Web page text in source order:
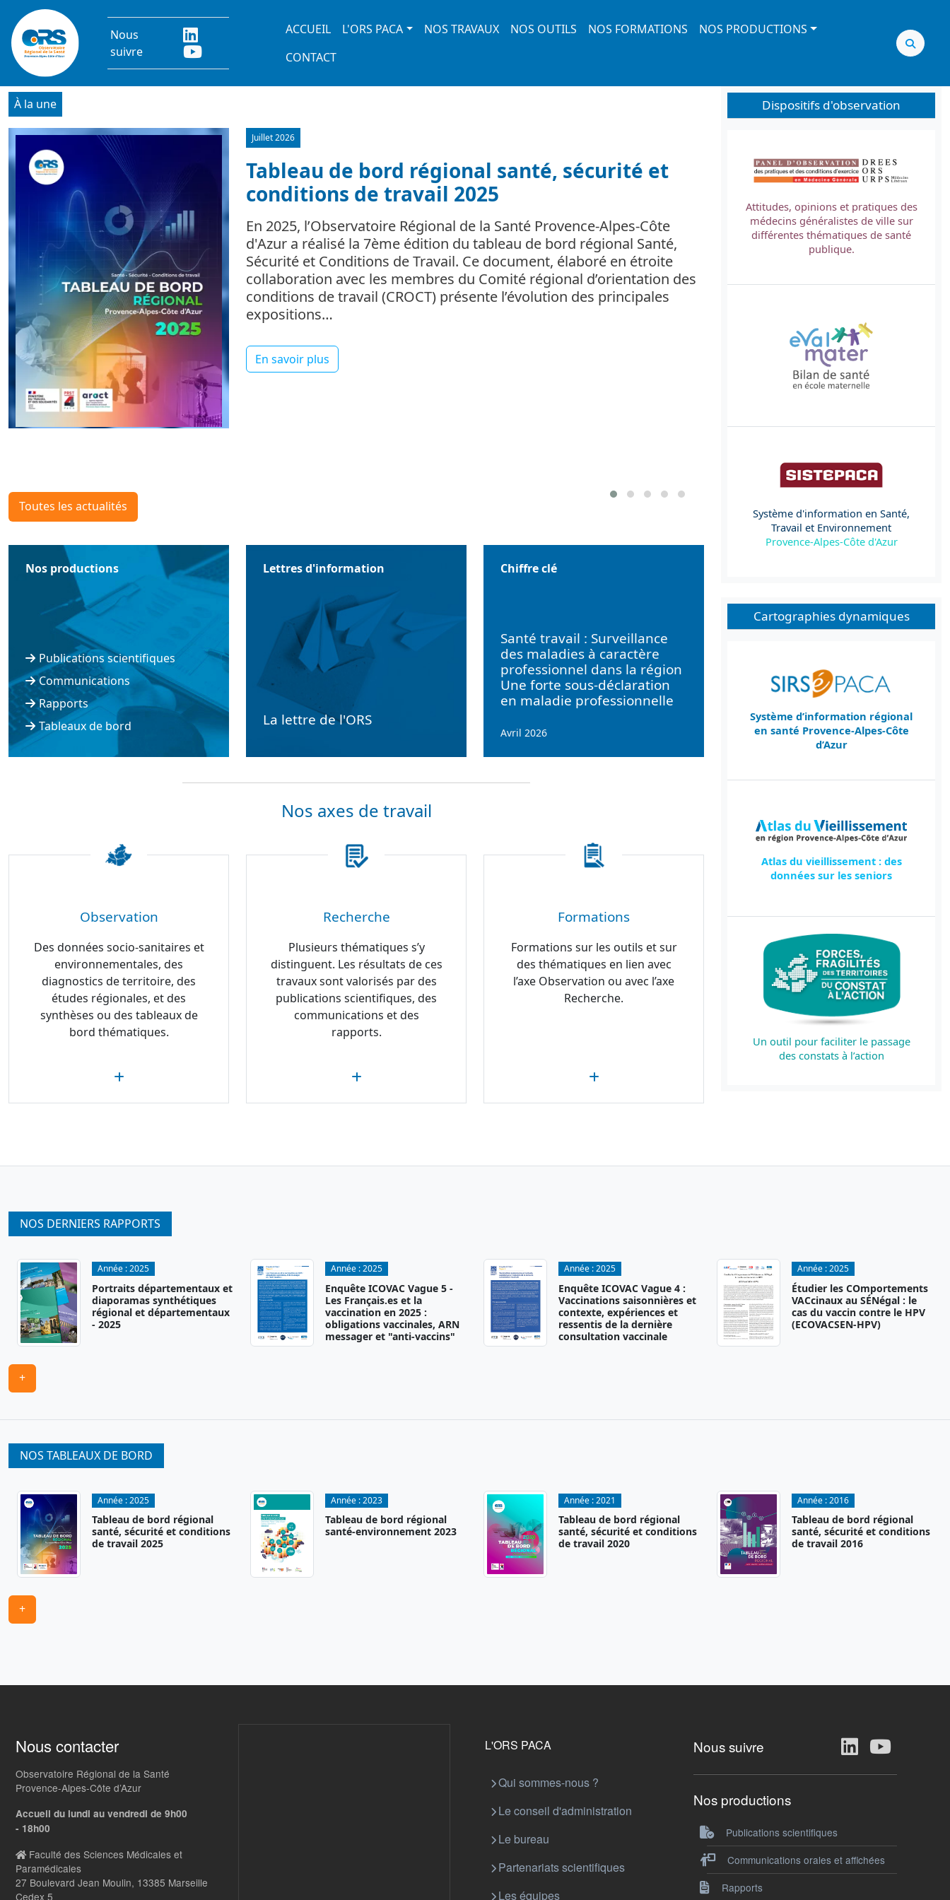
Aller au contenu principal
Nous
suivre
Main navigation
ACCUEIL L'ORS PACA NOS TRAVAUX NOS OUTILS NOS FORMATIONS
NOS PRODUCTIONS
CONTACT
À la une
Juillet 2026
Tableau de bord régional santé, sécurité et
conditions de travail 2025
En 2025, l’Observatoire Régional de la Santé Provence-Alpes-Côte
d'Azur a réalisé la 7ème édition du tableau de bord régional Santé,
Sécurité et Conditions de Travail. Ce document, élaboré en étroite
collaboration avec les membres du Comité régional d’orientation des
conditions de travail (CROCT) présente l’évolution des principales
expositions…
En savoir plus
Toutes les actualités
Nos productions
Publications scientifiques
Communications
Rapports
Tableaux de bord
Lettres d'information
La lettre de l'ORS
Chiffre clé
Santé travail : Surveillance
des maladies à caractère
professionnel dans la région
Une forte sous-déclaration
en maladie professionnelle
Avril 2026
Nos axes de travail
Observation
Des données socio-sanitaires et
environnementales, des
diagnostics de territoire, des
études régionales, et des
synthèses ou des tableaux de
bord thématiques.
Recherche
Plusieurs thématiques s’y
distinguent. Les résultats de ces
travaux sont valorisés par des
publications scientifiques, des
communications et des
rapports.
Formations
Formations sur les outils et sur
des thématiques en lien avec
l’axe Observation ou avec l’axe
Recherche.
Dispositifs d'observation
Attitudes, opinions et pratiques des
médecins généralistes de ville sur
différentes thématiques de santé
publique.
Système d'information en Santé,
Travail et Environnement
Provence-Alpes-Côte d'Azur
Cartographies dynamiques
Système d’information régional
en santé Provence-Alpes-Côte
d’Azur
Atlas du vieillissement : des
données sur les seniors
Un outil pour faciliter le passage
des constats à l’action
NOS DERNIERS RAPPORTS
Année :2025
Portraits départementaux et
diaporamas synthétiques
régional et départementaux
- 2025
Année :2025
Enquête ICOVAC Vague 5 -
Les Français.es et la
vaccination en 2025 :
obligations vaccinales, ARN
messager et "anti-vaccins"
Année :2025
Enquête ICOVAC Vague 4 :
Vaccinations saisonnières et
contexte, expériences et
ressentis de la dernière
consultation vaccinale
Année :2025
Étudier les COmportements
VACcinaux au SÉNégal : le
cas du vaccin contre le HPV
(ECOVACSEN-HPV)
+
NOS TABLEAUX DE BORD
Année :2025
Tableau de bord régional
santé, sécurité et conditions
de travail 2025
Année :2023
Tableau de bord régional
santé-environnement 2023
Année :2021
Tableau de bord régional
santé, sécurité et conditions
de travail 2020
Année :2016
Tableau de bord régional
santé, sécurité et conditions
de travail 2016
+
Nous contacter
Observatoire Régional de la Santé
Provence-Alpes-Côte d’Azur
Accueil du lundi au vendredi de 9h00
- 18h00
Faculté des Sciences Médicales et
Paramédicales
27 Boulevard Jean Moulin, 13385 Marseille
Cedex 5
L'ORS PACA
Qui sommes-nous ?
Le conseil d'administration
Le bureau
Partenariats scientifiques
Les équipes
Nous suivre
Nos productions
Publications scientifiques
Communications orales et affichées
Rapports